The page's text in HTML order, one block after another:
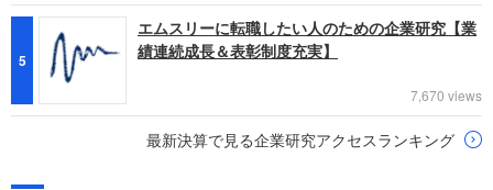
5
エムスリーに転職したい人のための企業研究【業
績連続成長＆表彰制度充実】
7,670 views
最新決算で見る企業研究アクセスランキング